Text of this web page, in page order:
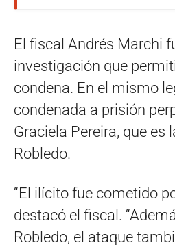
El fiscal Andrés Marchi
investigación que
condena. En el mismo
condenada a prisión
Graciela Pereira, que es
Robledo.
“El ilícito fue cometido
destacó el fiscal.
Robledo, el ataque